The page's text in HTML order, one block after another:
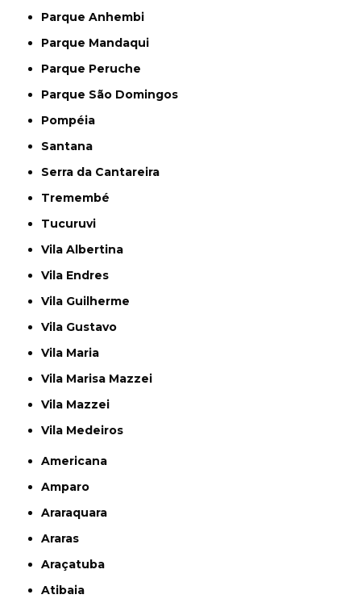
Parque Anhembi
Parque Mandaqui
Parque Peruche
Parque São Domingos
Pompéia
Santana
Serra da Cantareira
Tremembé
Tucuruvi
Vila Albertina
Vila Endres
Vila Guilherme
Vila Gustavo
Vila Maria
Vila Marisa Mazzei
Vila Mazzei
Vila Medeiros
Americana
Amparo
Araraquara
Araras
Araçatuba
Atibaia